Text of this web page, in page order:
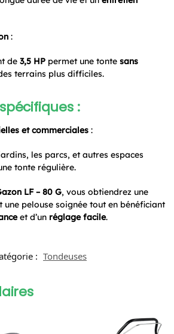
:
de 3,5 HP permet une tonte sans
terrains plus difficiles.
:
et commerciales:
les parcs, et autres espaces
tonte régulière.
LF – 80 G, vous obtiendrez une
pelouse soignée tout en bénéficiant
et d’un réglage facile.
: Tondeuses